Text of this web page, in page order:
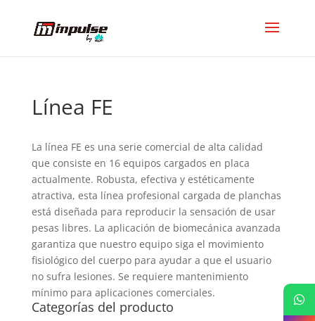
Línea FE
La línea FE es una serie comercial de alta calidad
que consiste en 16 equipos cargados en placa
actualmente. Robusta, efectiva y estéticamente
atractiva, esta línea profesional cargada de planchas
está diseñada para reproducir la sensación de usar
pesas libres. La aplicación de biomecánica avanzada
garantiza que nuestro equipo siga el movimiento
fisiológico del cuerpo para ayudar a que el usuario
no sufra lesiones. Se requiere mantenimiento
mínimo para aplicaciones comerciales.
Categorías del producto